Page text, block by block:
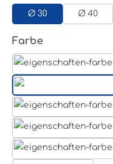
Ø 30 Ø 40
Farbeauswählen